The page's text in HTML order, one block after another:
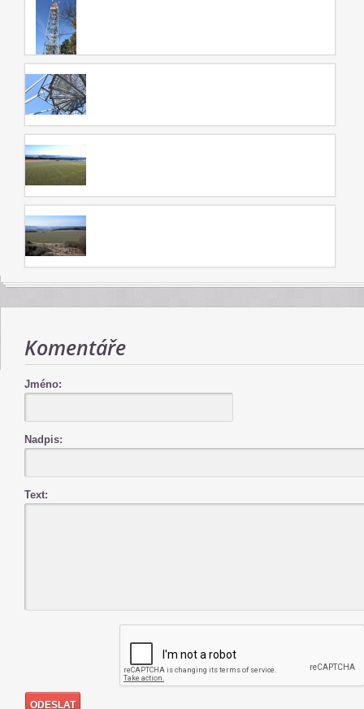
Komentáře
Jméno:
Nadpis:
Text: